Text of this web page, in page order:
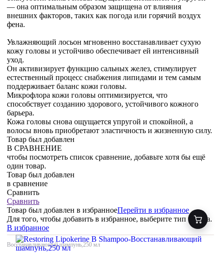
— она оптимальным образом защищена от влияния
внешних факторов, таких как погода или горячий воздух
фена.
Увлажняющий лосьон мгновенно восстанавливает сухую
кожу головы и устойчиво обеспечивает ей интенсивный
уход.
Он активизирует функцию сальных желез, стимулирует
естественный процесс снабжения липидами и тем самым
поддерживает баланс кожи головы.
Микрофлора кожи головы оптимизируется, что
способствует созданию здорового, устойчивого кожного
барьера.
Кожа головы снова ощущается упругой и спокойной, а
волосы вновь приобретают эластичность и жизненную силу.
Товар был добавлен
В СРАВНЕНИЕ
чтобы посмотреть список сравнение, добавьте хотя бы ещё
один товар.
Товар был добавлен
в сравнение
Сравнить
Сравнить
Товар был добавлен в избранноеПерейти в избранное
Для того, чтобы добавить в избранное, выберите тип товара.
В избранное
Восстанавливающий шампунь,250 мл